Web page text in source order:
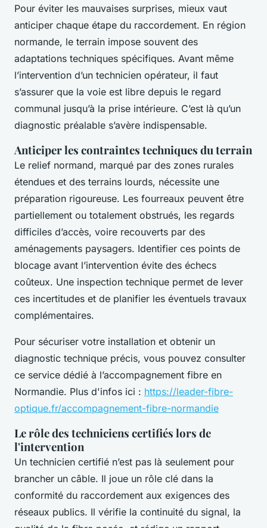
Pour éviter les mauvaises surprises, mieux vaut
anticiper chaque étape du raccordement. En région
normande, le terrain impose souvent des
adaptations techniques spécifiques. Avant même
l’intervention d’un technicien opérateur, il faut
s’assurer que la voie est libre depuis le regard
communal jusqu’à la prise intérieure. C’est là qu’un
diagnostic préalable s’avère indispensable.
Anticiper les contraintes techniques du terrain
Le relief normand, marqué par des zones rurales
étendues et des terrains lourds, nécessite une
préparation rigoureuse. Les fourreaux peuvent être
partiellement ou totalement obstrués, les regards
difficiles d’accès, voire recouverts par des
aménagements paysagers. Identifier ces points de
blocage avant l’intervention évite des échecs
coûteux. Une inspection technique permet de lever
ces incertitudes et de planifier les éventuels travaux
complémentaires.
Pour sécuriser votre installation et obtenir un
diagnostic technique précis, vous pouvez consulter
ce service dédié à l’accompagnement fibre en
Normandie. Plus d'infos ici : https://leader-fibre-
optique.fr/accompagnement-fibre-normandie
Le rôle des techniciens certifiés lors de
l'intervention
Un technicien certifié n’est pas là seulement pour
brancher un câble. Il joue un rôle clé dans la
conformité du raccordement aux exigences des
réseaux publics. Il vérifie la continuité du signal, la